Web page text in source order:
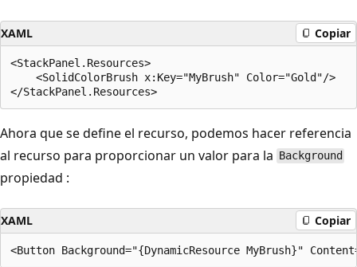
XAML Copiar
<StackPanel.Resources>
    <SolidColorBrush x:Key="MyBrush" Color="Gold"/>
Ahora que se define el recurso, podemos hacer referencia
al recurso para proporcionar un valor para la Background
propiedad :
XAML Copiar